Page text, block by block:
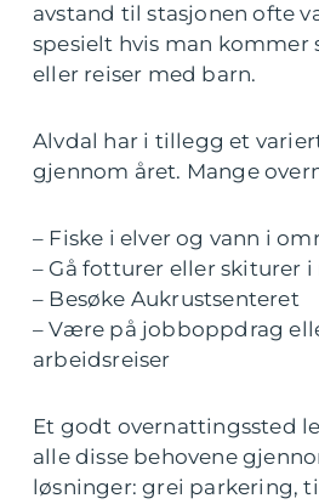
avstand til stasjonen ofte
spesielt hvis man kommer
eller reiser med barn.
Alvdal har i tillegg et
gjennom året. Mange
– Fiske i elver og vann i
– Gå fotturer eller skiturer
– Besøke Aukrustsenteret
– Være på jobboppdrag
arbeidsreiser
Et godt overnattingssted
alle disse behovene
løsninger: grei parkering,